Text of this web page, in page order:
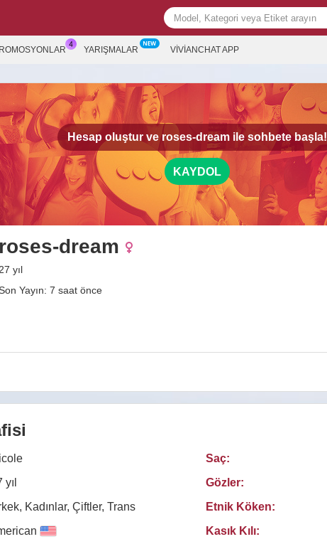
YARIŞMALAR VIVIANCHAT APP
Hesap oluştur veroses-dream ile sohbete başla!
KAYDOL
roses-dream
27 yıl
Yayın: 7 saat önce
yıl
Kadınlar, Çiftler, Trans
Saç:
Gözler:
Etnik Köken:
Kasık Kılı: